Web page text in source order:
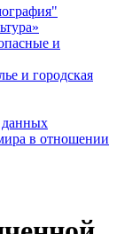
и
и городская
данных
в отношении